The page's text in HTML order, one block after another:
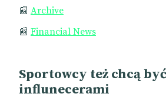
📰 Archive
📰 Financial News
Sportowcy też chcą być
influnecerami